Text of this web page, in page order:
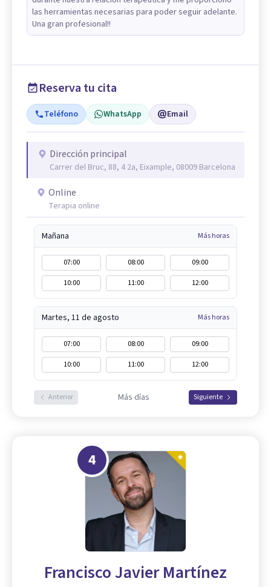
las herramientas necesarias para poder seguir adelante.
Una gran profesional!!
Reserva tu cita
Teléfono WhatsApp Email
Dirección principal
Carrer del Bruc, 88, 4 2a, Eixample, 08009 Barcelona
Online
Terapia online
Mañana Más horas
07:00 08:00
09:00
10:00
11:00 12:00
Martes, 11 de agosto Más horas
07:00 08:00
09:00
10:00
11:00 12:00
Anterior Más días Siguiente
4
Francisco Javier Martínez